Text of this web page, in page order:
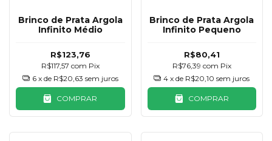
Brinco de Prata Argola
Infinito Médio
R$123,76
R$117,57 com Pix
6 x de R$20,63 sem juros
COMPRAR
Brinco de Prata Argola
Infinito Pequeno
R$80,41
R$76,39 com Pix
4 x de R$20,10 sem juros
COMPRAR